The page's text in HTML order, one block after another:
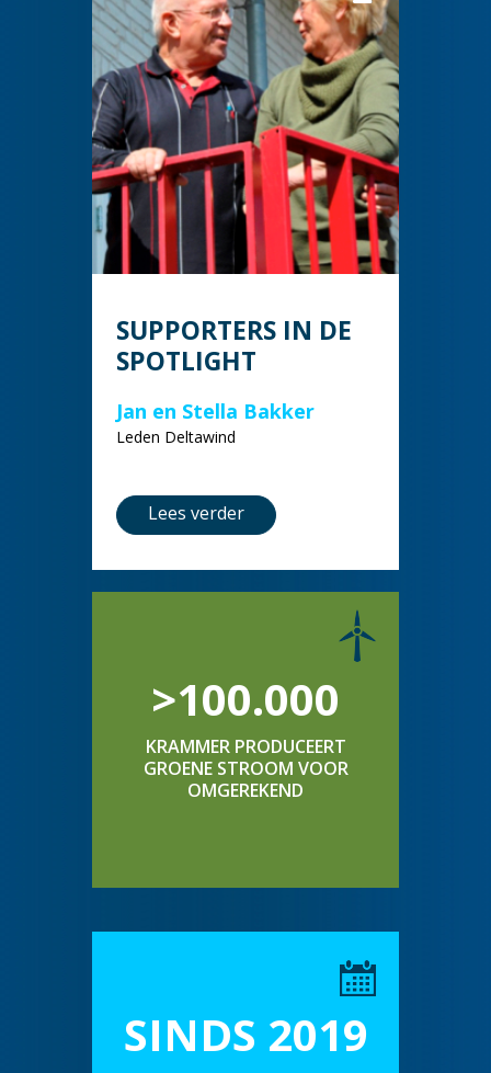
SUPPORTERS IN DE
SPOTLIGHT
Jan en Stella Bakker
Leden Deltawind
Lees verder
>100.000
KRAMMER PRODUCEERT
GROENE STROOM VOOR
OMGEREKEND
SINDS 2019